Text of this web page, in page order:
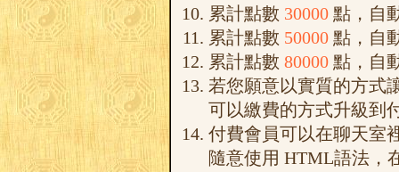
累計點數 30000 點，自
累計點數 50000 點，自
累計點數 80000 點，自
若您願意以實質的方式
可以繳費的方式升級到
付費會員可以在聊天室
隨意使用 HTML語法，